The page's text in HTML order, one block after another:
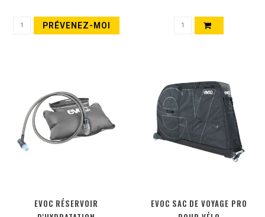
PRÉVENEZ-MOI
EVOC RÉSERVOIR
EVOC SAC DE VOYAGE PRO